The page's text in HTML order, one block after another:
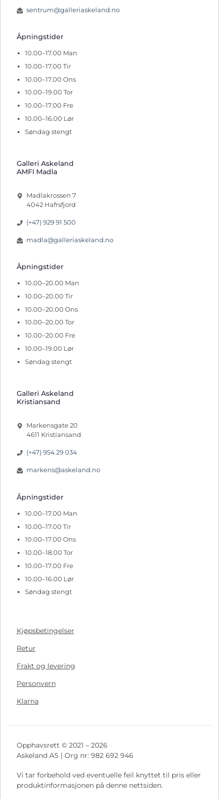
sentrum@galleriaskeland.no
Åpningstider
10.00–17.00 Man
10.00–17.00 Tir
10.00–17.00 Ons
10.00–19.00 Tor
10.00–17.00 Fre
10.00–16.00 Lør
Søndag stengt
Galleri Askeland
AMFI Madla
Madlakrossen 7
4042 Hafrsfjord
(+47) 929 91 500
madla@galleriaskeland.no
Åpningstider
10.00–20.00 Man
10.00–20.00 Tir
10.00–20.00 Ons
10.00–20.00 Tor
10.00–20.00 Fre
10.00–19.00 Lør
Søndag stengt
Galleri Askeland
Kristiansand
Markensgate 20
4611 Kristiansand
(+47) 954 29 034
markens@askeland.no
Åpningstider
10.00–17.00 Man
10.00–17.00 Tir
10.00–17.00 Ons
10.00–18.00 Tor
10.00–17.00 Fre
10.00–16.00 Lør
Søndag stengt
Kjøpsbetingelser
Retur
Frakt og levering
Personvern
Klarna
Opphavsrett © 2021 – 2026
Askeland AS | Org nr: 982 692 946
Vi tar forbehold ved eventuelle feil knyttet til pris eller
produktinformasjonen på denne nettsiden.